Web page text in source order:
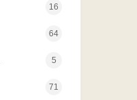
16
64
5
71